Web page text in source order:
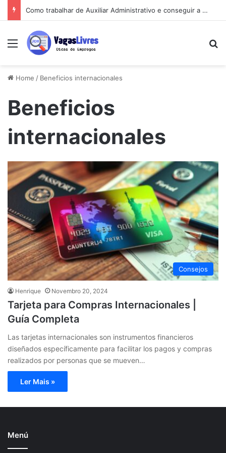
Como trabalhar de Auxiliar Administrativo e conseguir a primeira vaga rápido
Menu
Home / Beneficios internacionales
Beneficios
internacionales
Consejos
Henrique Novembro 20, 2024
Tarjeta para Compras Internacionales |
Guía Completa
Las tarjetas internacionales son instrumentos financieros
diseñados específicamente para facilitar los pagos y compras
realizados por personas que se mueven…
Ler Mais »
Menú